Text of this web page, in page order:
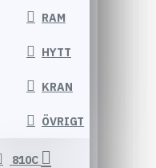
RAM
HYTT
KRAN
ÖVRIGT
810C